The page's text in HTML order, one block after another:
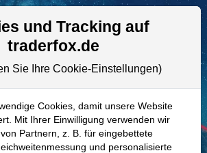
Aktien- und Artikelsuche
–Coherent Aktie
und Tracking auf
traderfox.de
Sie Ihre Cookie-Einstellungen)
Cookies, damit unsere Website
Mit Ihrer Einwilligung verwenden wir
Partnern, z. B. für eingebettete
und personalisierte